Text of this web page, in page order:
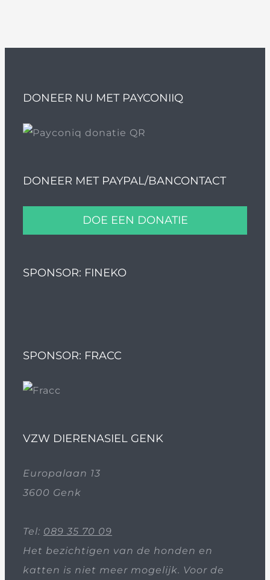
DONEER NU MET PAYCONIIQ
DONEER MET PAYPAL/BANCONTACT
DOE EEN DONATIE
SPONSOR: FINEKO
SPONSOR: FRACC
VZW DIERENASIEL GENK
Europalaan 13
3600 Genk
Tel: 089 35 70 09
Het bezichtigen van de honden en
katten is niet meer mogelijk. Voor de